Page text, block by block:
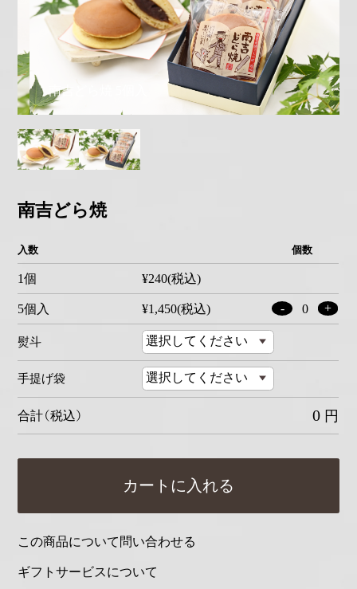
南吉どら焼 バラ
南吉どら焼
入数 個数
1個 ¥240(税込)
5個入 ¥1,450(税込) - 0 +
熨斗
手提げ袋
合計（税込） 0 円
カートに入れる
この商品について問い合わせる
ギフトサービスについて